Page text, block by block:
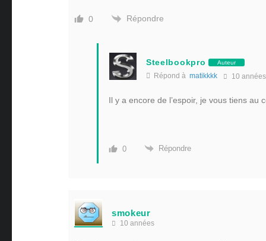
0 Répondre
Steelbookpro Auteur
Répond à matikkkk 10 années
Il y a encore de l’espoir, je vous tiens au
0 Répondre
smokeur
10 années